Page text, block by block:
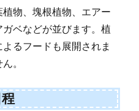
物、塊根植物、エアー
ベなどが並びます。植
るフードも展開されま
。
程